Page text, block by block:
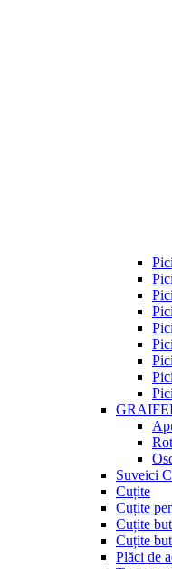
Suveici
Cuțite
Cuțite
Cuțite
Cuțite
Plăci de